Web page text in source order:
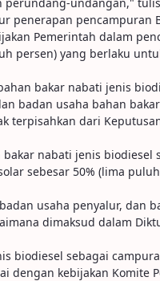
penerapan pencampuran
Pemerintah dalam
persen) yang berlaku
bakar nabati jenis
badan usaha bahan
terpisahkan dari
nabati jenis
sebesar 50% (lima
usaha penyalur,
dimaksud dalam
biodiesel sebagai
dengan kebijakan Komite